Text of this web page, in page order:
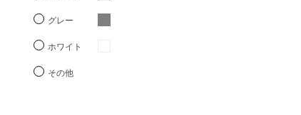
グレー
ホワイト
その他